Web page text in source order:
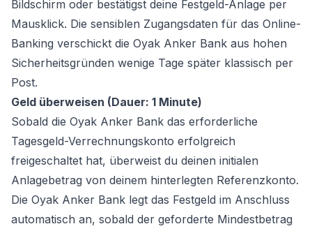
Bildschirm oder bestätigst deine Festgeld-Anlage per
Mausklick. Die sensiblen Zugangsdaten für das Online-
Banking verschickt die Oyak Anker Bank aus hohen
Sicherheitsgründen wenige Tage später klassisch per
Post.
Geld überweisen (Dauer: 1 Minute)
Sobald die Oyak Anker Bank das erforderliche
Tagesgeld-Verrechnungskonto erfolgreich
freigeschaltet hat, überweist du deinen initialen
Anlagebetrag von deinem hinterlegten Referenzkonto.
Die Oyak Anker Bank legt das Festgeld im Anschluss
automatisch an, sobald der geforderte Mindestbetrag